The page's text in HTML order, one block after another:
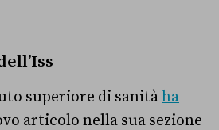
superiore di sanitàha
articolo nella sua sezione